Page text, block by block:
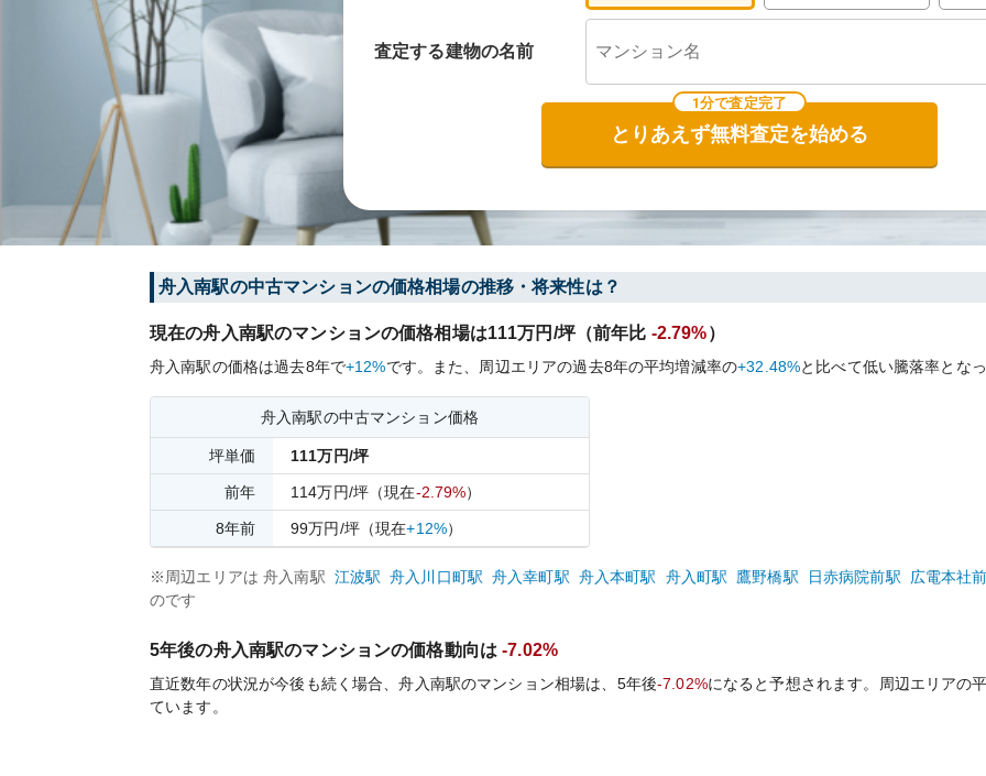
査定する建物の名前
1分で査定完了
とりあえず無料査定を始める
舟入南駅の中古マンションの価格相場の推移・将来性は？
現在の舟入南駅のマンションの価格相場は111万円/坪（前年比 -2.79%）
舟入南駅の価格は過去8年で+12%です。 また、周辺エリアの過去8年の平均増減率の+32.48%と比べて低い騰落率とな
舟入南駅の中古マンション価格
坪単価 111万円/坪
前年 114万円/坪 （現在-2.79%）
8年前 99万円/坪（現在+12%）
※周辺エリアは 舟入南駅 江波駅 舟入川口町駅 舟入幸町駅 舟入本町駅 舟入町駅 鷹野橋駅 日赤病院前駅
広電本社
のです
5年後の舟入南駅のマンションの価格動向は -7.02%
直近数年の状況が今後も続く場合、舟入南駅のマンション相場は、5年後-7.02%になると予想されます。周辺エリアの
ています。